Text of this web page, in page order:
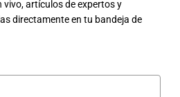
artículos de expertos y
directamente en tu bandeja de